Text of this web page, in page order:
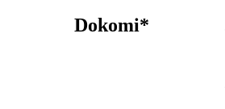
Dokomi*